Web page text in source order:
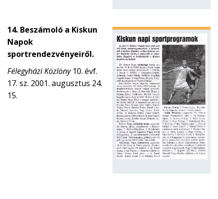
14. Beszámoló a Kiskun
Napok
sportrendezvényeiről.
Félegyházi Közlöny10. évf.
17. sz. 2001. augusztus 24.
15.